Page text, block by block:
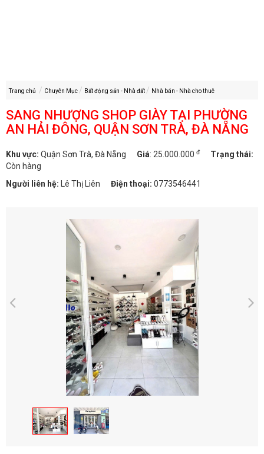
Trang chủ Chuyên Mục Bất động sản - Nhà đất Nhà bán - Nhà cho thuê
SANG NHƯỢNG SHOP GIÀY TẠI PHƯỜNG
AN HẢI ĐÔNG, QUẬN SƠN TRÀ, ĐÀ NẴNG
Khu vực: Quận Sơn Trà, Đà Nẵng Giá: 25.000.000 đ
Trạng thái:
Còn hàng
Người liên hệ: Lê Thị Liên Điện thoại: 0773546441